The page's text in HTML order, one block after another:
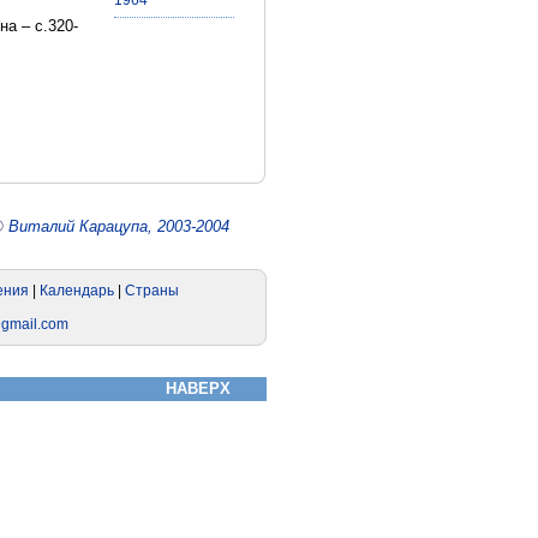
– с.320-
Виталий Карацупа, 2003-2004
НАВЕРХ